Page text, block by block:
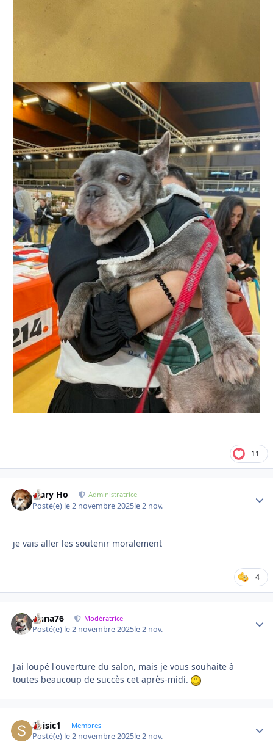
11
Mary Ho Administratrice
Posté(e) le 2 novembre 2025le 2 nov.
je vais aller les soutenir moralement
4
Anna76 Modératrice
Posté(e) le 2 novembre 2025le 2 nov.
J'ai loupé l'ouverture du salon, mais je vous souhaite à
toutes beaucoup de succès cet après-midi.
Soisic1 Membres
Posté(e) le 2 novembre 2025le 2 nov.